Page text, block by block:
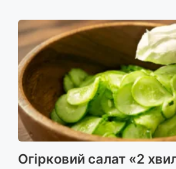
Огірковий салат «2